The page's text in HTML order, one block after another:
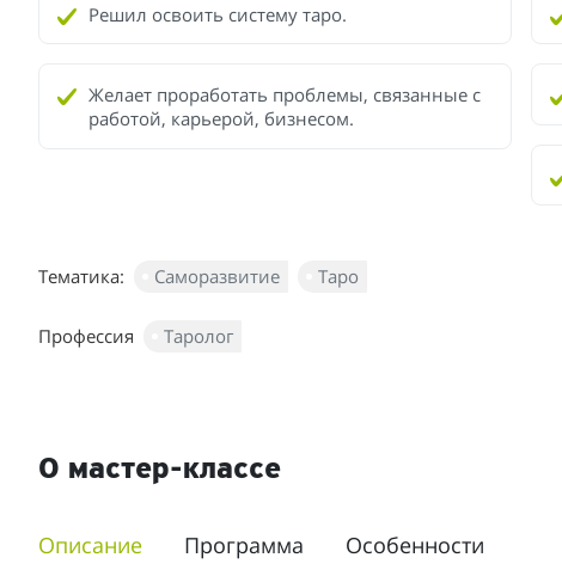
Решил освоить систему таро.
Желает проработать проблемы, связанные с
работой, карьерой, бизнесом.
Тематика: Саморазвитие Таро
Профессия Таролог
О мастер-классе
Описание Программа Особенности